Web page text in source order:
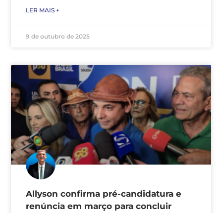
LER MAIS +
9 de outubro de 2025
Allyson confirma pré-candidatura e
renúncia em março para concluir